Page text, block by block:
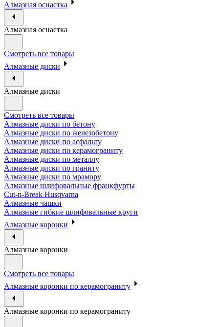
Алмазная оснастка
Алмазная оснастка
Смотреть все товары
Алмазные диски
Алмазные диски
Смотреть все товары
Алмазные диски по бетону
Алмазные диски по железобетону
Алмазные диски по асфальту
Алмазные диски по керамограниту
Алмазные диски по металлу
Алмазные диски по граниту
Алмазные диски по мрамору
Алмазные шлифовальные франкфурты
Cut-n-Break Husqvarna
Алмазные чашки
Алмазные гибкие шлифовальные круги
Алмазные коронки
Алмазные коронки
Смотреть все товары
Алмазные коронки по керамограниту
Алмазные коронки по керамограниту